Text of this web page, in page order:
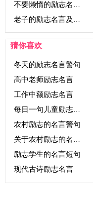
猜你喜欢
冬天的励志名言警句
高中老师励志名言
工作中额励志名言
每日一句儿童励志名言
农村励志的名言警句
关于农村励志的名言警句
励志学生的名言短句
现代古诗励志名言